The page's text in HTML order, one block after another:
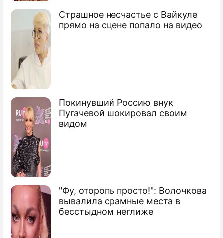
Страшное несчастье с Вайкуле
прямо на сцене попало на видео
Покинувший Россию внук
Пугачевой шокировал своим
видом
"Фу, оторопь просто!": Волочкова
вывалила срамные места в
бесстыдном неглиже